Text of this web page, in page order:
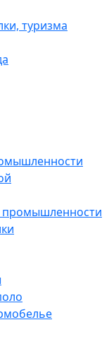
туризма